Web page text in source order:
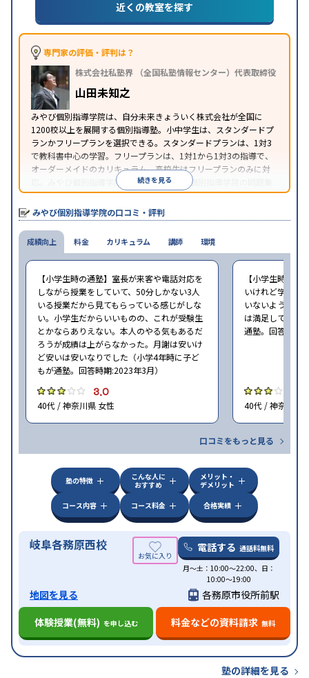
1科目から受講可能季節講習のみの受講可
※2023年3月調査。小学校高学年の個別指導塾アンケート調査方法を参
近くの教室を探す
専門家の評価・評判は？
株式会社私塾界 （全国私塾情報センター）代表取締役
山田未知之
みやび個別指導学院は、自分未来きょういく株式会社が全国に
1200校以上を展開する個別指導塾。小中学生は、スタンダードプ
ランかフリープランを選択できる。スタンダードプランは、1対3
で教科書中心の学習。フリープランは、1対1から1対3の指導で、
オーダーメイドのカリキュラム。高校生はフリープランのみに対
応。みやび個別指導学院では、系列のITTO個別指導学院の問題集
の購入や模試を受験できる。
続きを見る
みやび個別指導学院の口コミ・評判
成績向上
【小学生時の通塾】室長が来客や電話対応を
しながら授業をしていて、50分しかない3人
いる授業だから見てもらっている感じがしな
い。小学生だからいいものの、これが受験生
とかならありえない。本人のやる気もあるだ
ろうが成績は上がらなかった。月謝は安いけ
ど安いは安いなりでした（小学4年時に子ど
もが通塾。回答時期:2023年3月）
3.0
40代 / 神奈川県 女性
【小学生時の通
いけれど学校の
いないような部
は満足していま
通塾。回答時期
40代 / 神奈川県
口コミをもっと見る
料金 カリキュラム 講師 環境
塾の特徴
こんな人に
おすすめ
メリット・
デメリット
コース内容
コース料金 合格実績
岐阜各務原西校 電話する 通話料無料
月〜土：10:00〜22:00、日：
10:00〜19:00
地図を見る
各務原市役所前駅
体験授業(無料) を申し込む 料金などの資料請求 無料
塾の詳細を見る